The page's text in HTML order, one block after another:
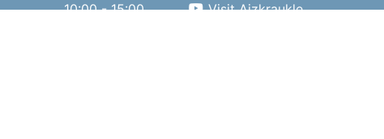
10:00 - 15:00
Visit Aizkraukle